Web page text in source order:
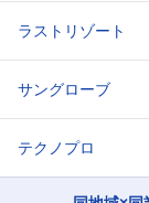
ラストリゾート
サングローブ
テクノプロ